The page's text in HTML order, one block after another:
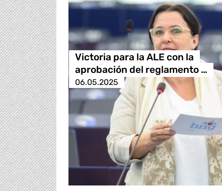
Victoria para la ALE con la
aprobación del reglamento …
06.05.2025